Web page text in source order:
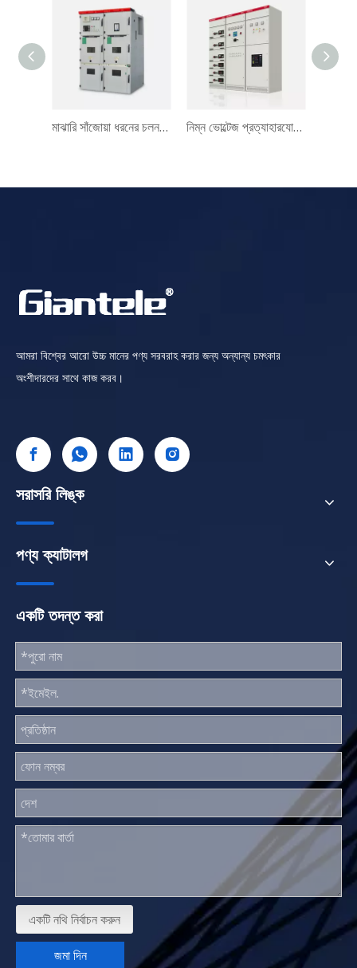
মাঝারি সাঁজোয়া ধরনের চলনযোগ্য এসি মেটাল-ঘেরা সুইচগিয়ার KYN28 নিম্ন ভোল্টেজ প্রত্যাহারযোগ্য ধাতু-পরিহিত সুইচগিয়ার MNS
আমরা বিশ্বের আরো উচ্চ মানের পণ্য সরবরাহ করার জন্য অন্যান্য চমৎকার
অংশীদারদের সাথে কাজ করব।
সরাসরি লিঙ্ক
পণ্য ক্যাটালগ
একটি তদন্ত করা
একটি নথি নির্বাচন করুন
জমা দিন